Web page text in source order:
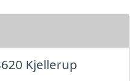
Kjellerup